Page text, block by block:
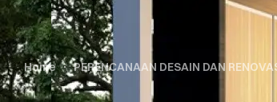
Home PERENCANAAN DESAIN DAN